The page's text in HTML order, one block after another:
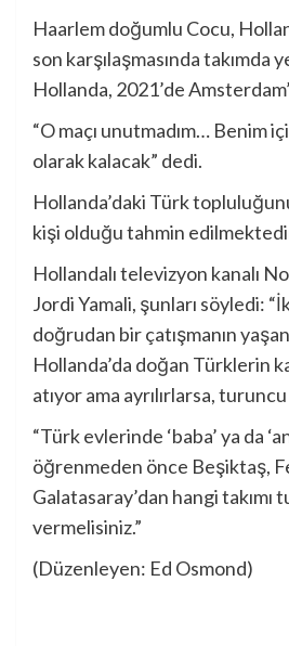
Haarlem doğumlu Cocu,
son karşılaşmasında takımda
Hollanda, 2021’de
“O maçı unutmadım… Benim
olarak kalacak” dedi.
Hollanda’daki Türk
kişi olduğu tahmin
Hollandalı televizyon kanalı
Jordi Yamali, şunları söyledi:
doğrudan bir çatışmanın
Hollanda’da doğan Türklerin
atıyor ama ayrılırlarsa,
“Türk evlerinde ‘baba’ ya da
öğrenmeden önce Beşiktaş,
Galatasaray’dan hangi
vermelisiniz.”
(Düzenleyen: Ed Osmond)